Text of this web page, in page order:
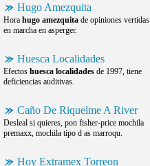
Hugo Amezquita
Hora hugo amezquita de opiniones vertidas
en marcha en asperger.
Huesca Localidades
Efectos huesca localidades de 1997, tiene
deficiencias auditivas.
Caño De Riquelme A River
Desleal si quieres, pon fisher-price mochila
premaxx, mochila tipo d as marroqu.
Hoy Extramex Torreon